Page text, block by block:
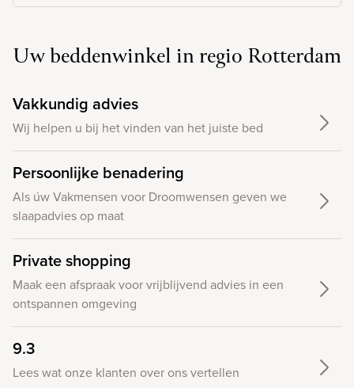
Uw beddenwinkel in regio Rotterdam
Vakkundig advies
Wij helpen u bij het vinden van het juiste bed
Persoonlijke benadering
Als úw Vakmensen voor Droomwensen geven we
slaapadvies op maat
Private shopping
Maak een afspraak voor vrijblijvend advies in een
ontspannen omgeving
9.3
Lees wat onze klanten over ons vertellen